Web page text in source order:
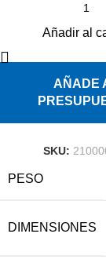
Añadir al
AÑADE
SKU:
PESO
DIMENSIONES